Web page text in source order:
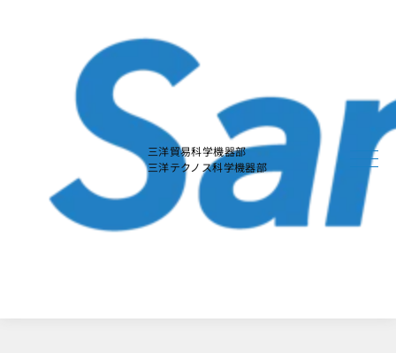
三洋貿易科学機器部
三洋テクノス科学機器部